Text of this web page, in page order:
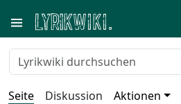
Seite Diskussion Aktionen